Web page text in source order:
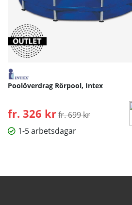
Poolöverdrag Rörpool, Intex
fr. 326 krOrdinarie pris:
fr. 699 kr
1-5 arbetsdagar